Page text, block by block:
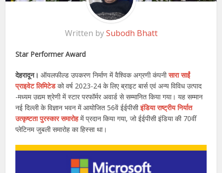
Written bySubodh Bhatt
Star Performer Award
देहरादून। ऑयलफील्ड उपकरण निर्माण में वैश्विक अग्रणी कंपनीसारा साईं
प्राइवेट लिमिटेडको वर्ष 2023-24 के लिए ब्राइट बार्स एवं अन्य विविध उत्पाद
-मध्यम उद्यम श्रेणी में स्टार परफॉर्मर अवार्ड से सम्मानित किया गया। यह सम्मान
नई दिल्ली के विज्ञान भवन में आयोजित 56वें ईईपीसीइंडिया राष्ट्रीय निर्यात
उत्कृष्टता पुरस्कार समारोहमें प्रदान किया गया, जो ईईपीसी इंडिया की 70वीं
प्लेटिनम जुबली समारोह का हिस्सा था।